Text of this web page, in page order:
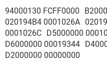
94000130 FCFF0000
020194B4 0001026A
0001026C D5000000
D6000000 00019344
D2000000 00000000